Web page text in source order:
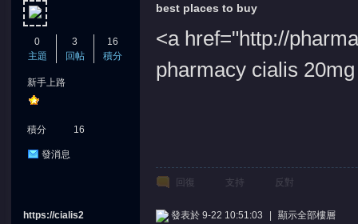
0
主題
3
回帖
16
積分
新手上路
積分 16
發消息
best places to buy
<a href="http://
pharmacy cialis 20mg
回復 支持 反對
https://cialis2 發表於 9-22 10:51:03 顯示全部樓層